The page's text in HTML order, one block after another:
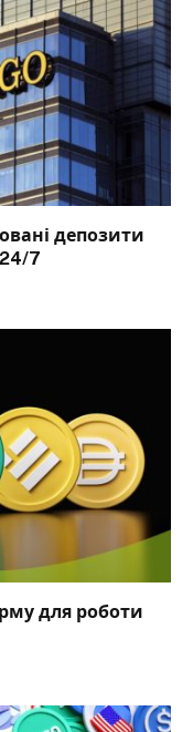
депозити
7
для роботи